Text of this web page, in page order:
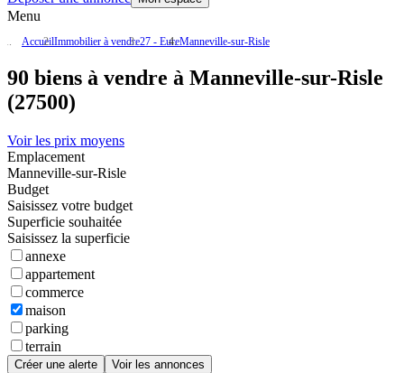
Menu
AccueilImmobilier à vendre27 - EureManneville-sur-Risle
90 biens à vendre à Manneville-sur-Risle
(27500)
Voir les prix moyens
Emplacement
Manneville-sur-Risle
Budget
Saisissez votre budget
Superficie souhaitée
Saisissez la superficie
annexe
appartement
commerce
maison
parking
terrain
Créer une alerte Voir les annonces